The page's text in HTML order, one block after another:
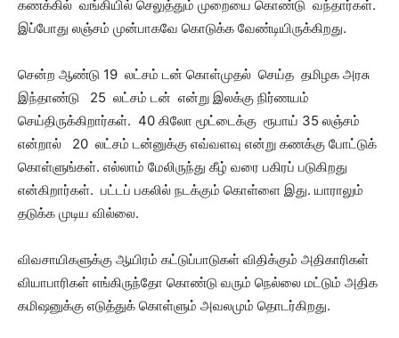
கணக்கில் வங்கியில் செலுத்தும் முறையை கொண்டு வந்தார்கள்.
இப்போது லஞ்சம் முன்பாகவே கொடுக்க வேண்டியிருக்கிறது.
சென்ற ஆண்டு 19 லட்சம் டன் கொள்முதல் செய்த தமிழக அரசு
இந்தாண்டு 25 லட்சம் டன் என்று இலக்கு நிர்ணயம்
செய்திருக்கிறார்கள். 40 கிலோ மூட்டைக்கு ரூபாய் 35 லஞ்சம்
என்றால் 20 லட்சம் டன்னுக்கு எவ்வளவு என்று கணக்கு போட்டுக்
கொள்ளுங்கள். எல்லாம் மேலிருந்து கீழ் வரை பகிரப் படுகிறது
என்கிறார்கள். பட்டப் பகலில் நடக்கும் கொள்ளை இது. யாராலும்
தடுக்க முடிய வில்லை.
விவசாயிகளுக்கு ஆயிரம் கட்டுப்பாடுகள் விதிக்கும் அதிகாரிகள்
வியாபாரிகள் எங்கிருந்தோ கொண்டு வரும் நெல்லை மட்டும் அதிக
கமிஷனுக்கு எடுத்துக் கொள்ளும் அவலமும் தொடர்கிறது.